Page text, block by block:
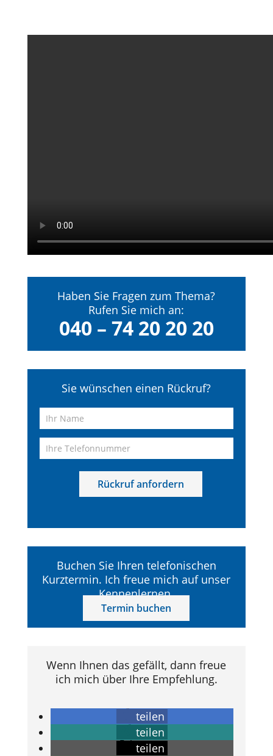
Haben Sie Fragen zum Thema?
Rufen Sie mich an:
040 – 74 20 20 20
Sie wünschen einen Rückruf?
Buchen Sie Ihren telefonischen
Kurztermin. Ich freue mich auf unser
Kennenlernen.
Termin buchen
Wenn Ihnen das gefällt, dann freue
ich mich über Ihre Empfehlung.
teilen
teilen
teilen